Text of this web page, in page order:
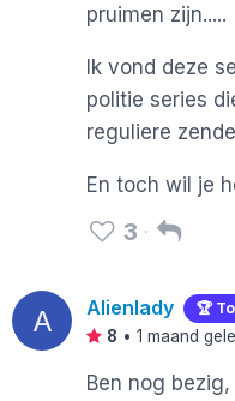
pruimen zijn.....
Ik vond deze
politie series
reguliere
En toch wil je
3
A Alienlady 🏆
8 • 1 maand
Ben nog